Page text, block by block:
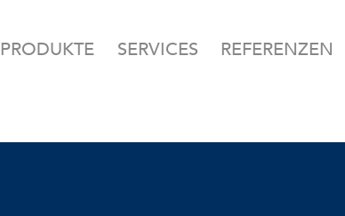
PRODUKTE SERVICES REFERENZEN